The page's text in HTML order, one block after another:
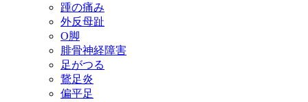
踵の痛み
外反母趾
О脚
腓骨神経障害
足がつる
鵞足炎
偏平足